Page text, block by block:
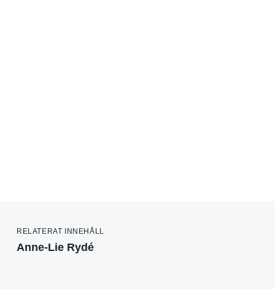
RELATERAT INNEHÅLL
Anne-Lie Rydé